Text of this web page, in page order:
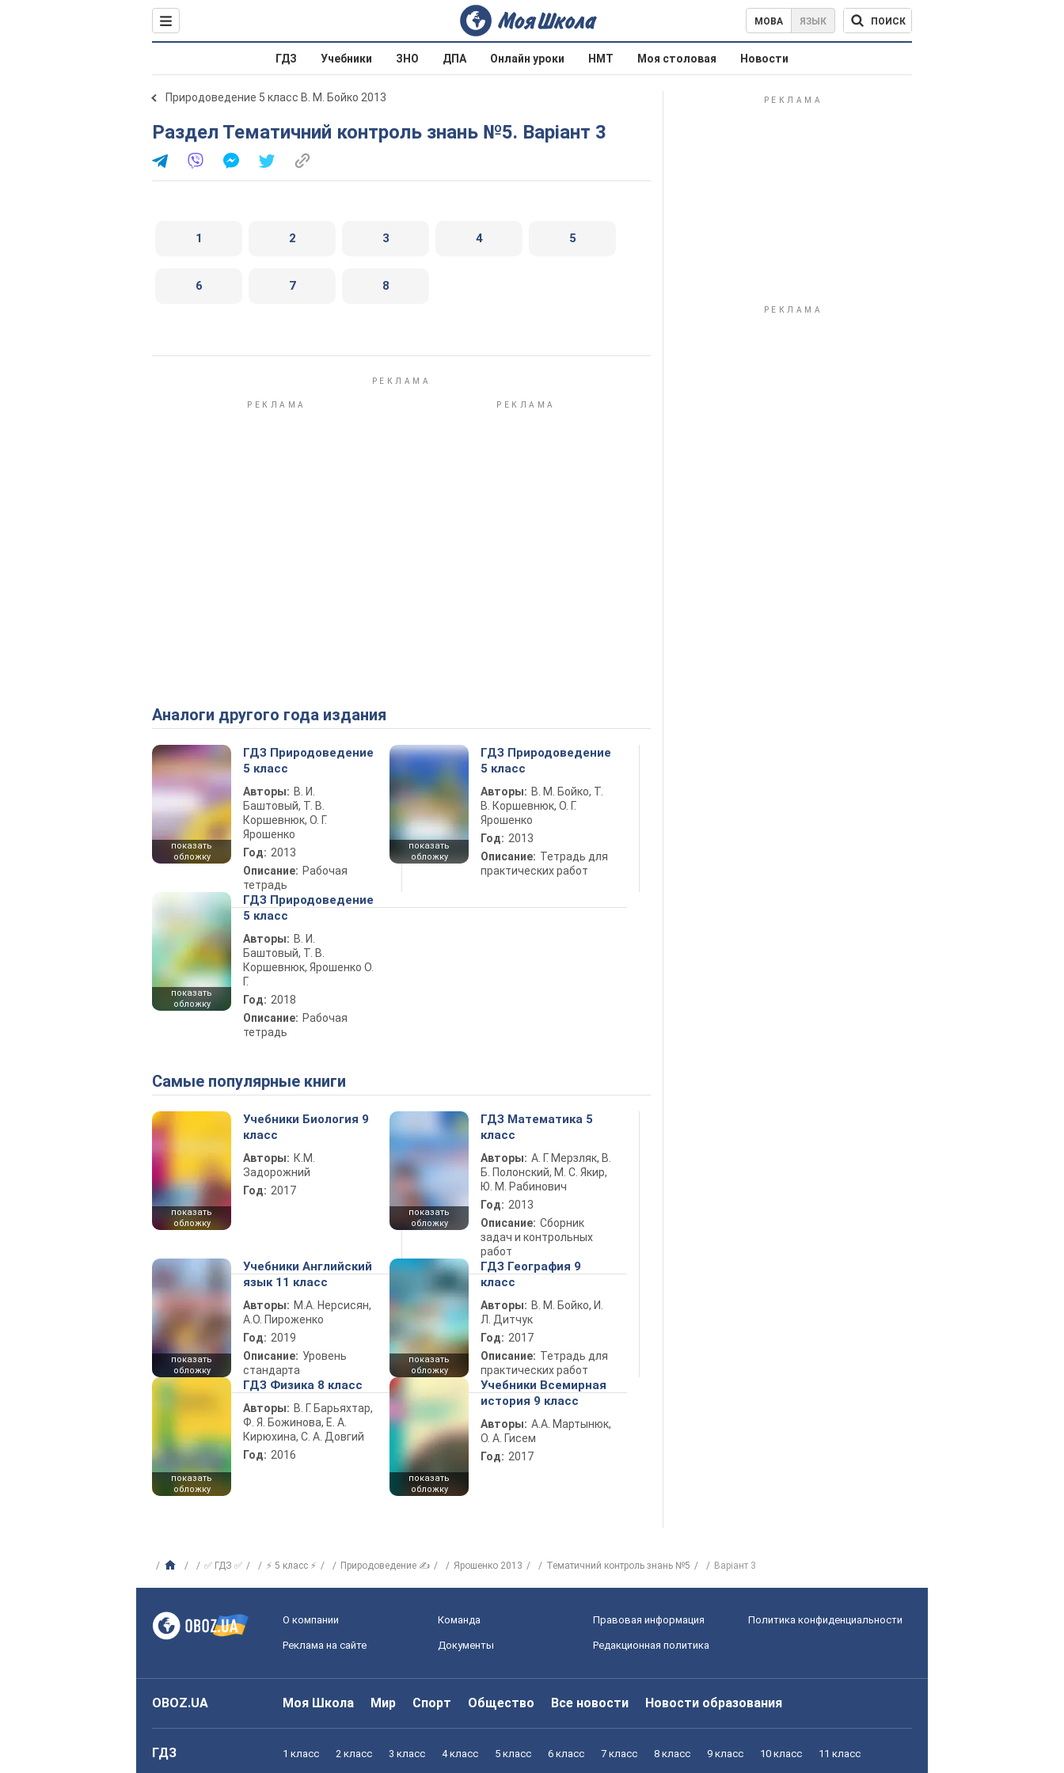
МОВА ЯЗЫК ПОИСК
ГДЗ Учебники ЗНО ДПА Онлайн уроки НМТ Моя столовая Новости
Природоведение 5 класс В. М. Бойко 2013
Раздел Тематичний контроль знань №5. Варіант 3
1 2 3 4 5
6 7 8
Аналоги другого года издания
показать
обложку
ГДЗ Природоведение
5 класс
Авторы: В. И.
Баштовый, Т. В.
Коршевнюк, О. Г.
Ярошенко
Год: 2013
Описание: Рабочая
тетрадь
показать
обложку
ГДЗ Природоведение
5 класс
Авторы: В. М. Бойко, Т.
В. Коршевнюк, О. Г.
Ярошенко
Год: 2013
Описание: Тетрадь для
практических работ
показать
обложку
ГДЗ Природоведение
5 класс
Авторы: В. И.
Баштовый, Т. В.
Коршевнюк, Ярошенко О.
Г.
Год: 2018
Описание: Рабочая
тетрадь
Самые популярные книги
показать
обложку
Учебники Биология 9
класс
Авторы: К.М.
Задорожний
Год: 2017
показать
обложку
ГДЗ Математика 5
класс
Авторы: А. Г. Мерзляк, В.
Б. Полонский, М. С. Якир,
Ю. М. Рабинович
Год: 2013
Описание: Сборник
задач и контрольных
работ
показать
обложку
Учебники Английский
язык 11 класс
Авторы: М.А. Нерсисян,
А.О. Пироженко
Год: 2019
Описание: Уровень
стандарта
показать
обложку
ГДЗ География 9
класс
Авторы: В. М. Бойко, И.
Л. Дитчук
Год: 2017
Описание: Тетрадь для
практических работ
показать
обложку
ГДЗ Физика 8 класс
Авторы: В. Г. Барьяхтар,
Ф. Я. Божинова, Е. А.
Кирюхина, С. А. Довгий
Год: 2016
показать
обложку
Учебники Всемирная
история 9 класс
Авторы: А.А. Мартынюк,
О. А. Гисем
Год: 2017
✅ ГДЗ ✅ ⚡ 5 класс ⚡ Природоведение ✍ Ярошенко 2013 Тематичний контроль знань №5 Варіант 3
О компании Команда Правовая информация Политика конфиденциальности
Реклама на сайте Документы Редакционная политика
OBOZ.UA Моя Школа Мир Спорт Общество Все новости Новости образования
ГДЗ 1 класс 2 класс 3 класс 4 класс 5 класс 6 класс 7 класс 8 класс 9 класс 10 класс 11 класс